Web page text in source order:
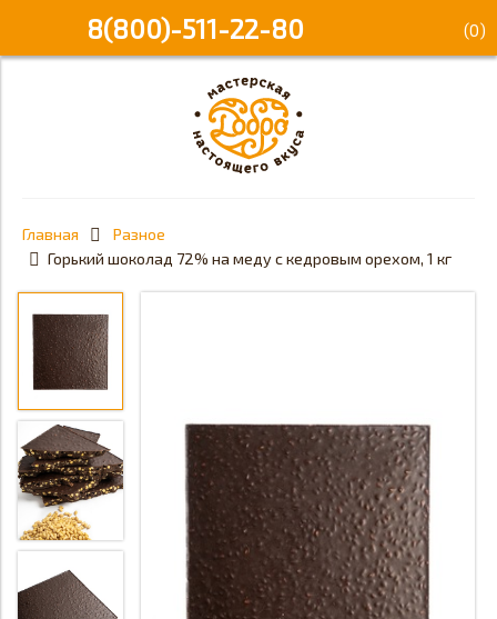
8(800)-511-22-80 (0)
Главная
Разное
Горький шоколад 72% на меду с кедровым орехом, 1 кг